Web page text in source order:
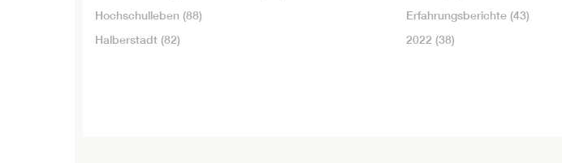
Hochschulleben (88)
Halberstadt (82)
Erfahrungsberichte (43)
2022 (38)